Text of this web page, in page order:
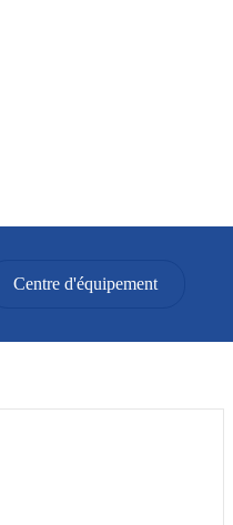
Centre d'équipement